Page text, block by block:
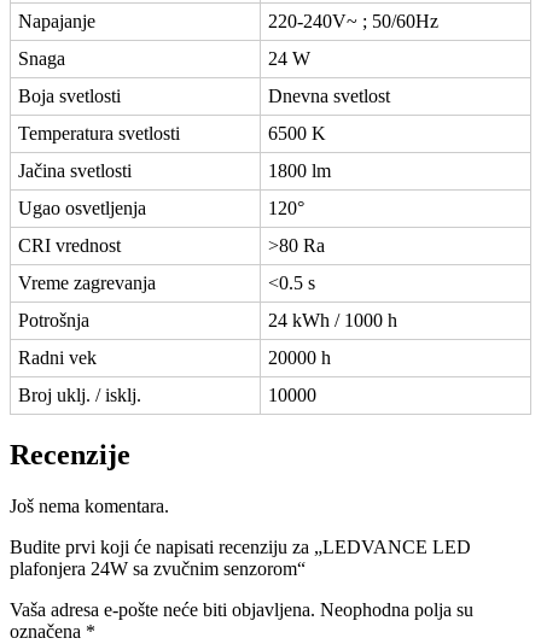
Napajanje
220-240V~ ; 50/60Hz
Snaga
24 W
Boja svetlosti
Dnevna svetlost
Temperatura svetlosti
6500 K
Jačina svetlosti
1800 lm
Ugao osvetljenja
120°
CRI vrednost
>80 Ra
Vreme zagrevanja
<0.5 s
Potrošnja
24 kWh / 1000 h
Radni vek
20000 h
Broj uklj. / isklj.
10000
Recenzije
Još nema komentara.
Budite prvi koji će napisati recenziju za „LEDVANCE LED
plafonjera 24W sa zvučnim senzorom“
Vaša adresa e-pošte neće biti objavljena. Neophodna polja su
označena *